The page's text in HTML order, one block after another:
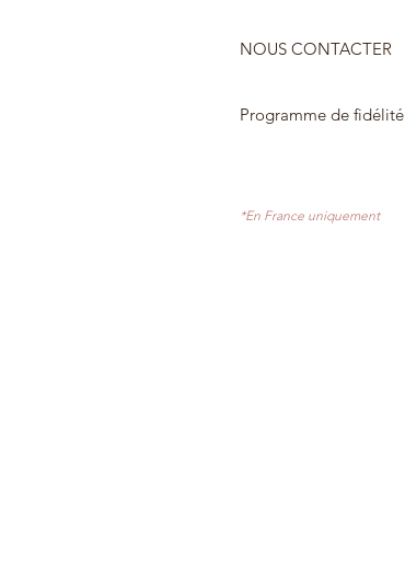
NOUS CONTACTER
Programme de fidélité
*En France uniquement